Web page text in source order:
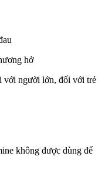
hở
với người lớn, đối với trẻ
không được dùng để